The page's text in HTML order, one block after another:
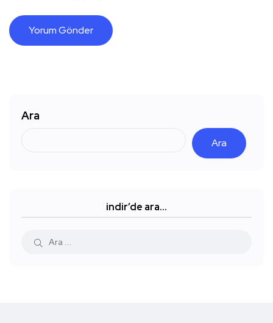
Ara
Ara
indir’de ara…